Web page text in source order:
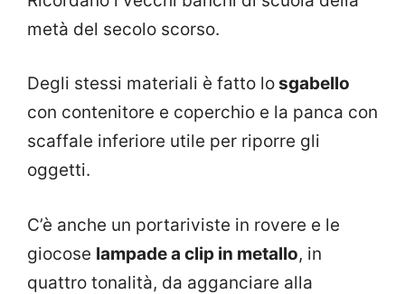
metà del secolo scorso.
Degli stessi materiali è fatto losgabello
con contenitore e coperchio e la panca con
scaffale inferiore utile per riporre gli
oggetti.
C’è anche un portariviste in rovere e le
giocose lampade a clip in metallo, in
quattro tonalità, da agganciare alla